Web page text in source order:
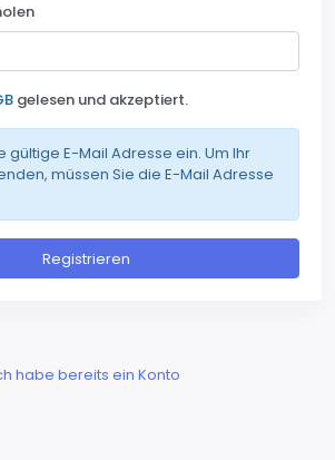
gelesen und akzeptiert.
gültige E-Mail Adresse ein. Um Ihr
müssen Sie die E-Mail Adresse
Registrieren
habe bereits ein Konto